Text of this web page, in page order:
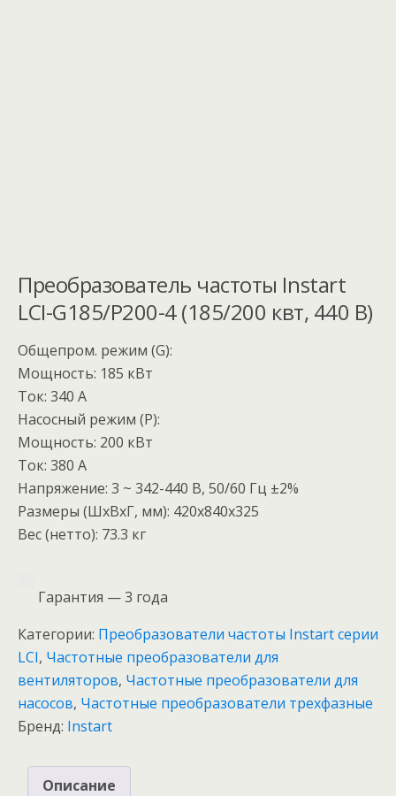
Преобразователь частоты Instart
LCI-G185/P200-4 (185/200 квт, 440 В)
Общепром. режим (G):
Мощность: 185 кВт
Ток: 340 А
Насосный режим (P):
Мощность: 200 кВт
Ток: 380 А
Напряжение: 3 ~ 342-440 В, 50/60 Гц ±2%
Размеры (ШхВхГ, мм): 420x840x325
Вес (нетто): 73.3 кг
Гарантия — 3 года
Категории: Преобразователи частоты Instart серии
LCI, Частотные преобразователи для
вентиляторов, Частотные преобразователи для
насосов, Частотные преобразователи трехфазные
Бренд: Instart
Описание